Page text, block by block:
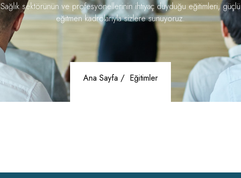
Sağlık sektörünün ve profesyonellerinin ihtiyaç duyduğu eğitimleri, güçlü
eğitmen kadrolarıyla sizlere sunuyoruz.
Ana Sayfa / Eğitimler